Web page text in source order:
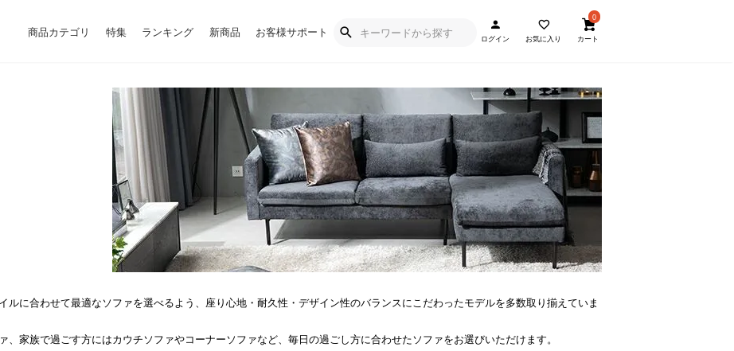
商品カテゴリ 特集 ランキング 新商品 お客様サポート
ログイン お気に入り
0
カート
ルに合わせて最適なソファを選べるよう、座り心地・耐久性・デザイン性のバランスにこだわったモデルを多数取り揃えていま
、家族で過ごす方にはカウチソファやコーナーソファなど、毎日の過ごし方に合わせたソファをお選びいただけます。